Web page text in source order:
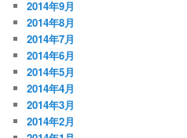
2014年9月
2014年8月
2014年7月
2014年6月
2014年5月
2014年4月
2014年3月
2014年2月